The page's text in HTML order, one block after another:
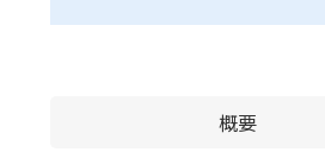
概要